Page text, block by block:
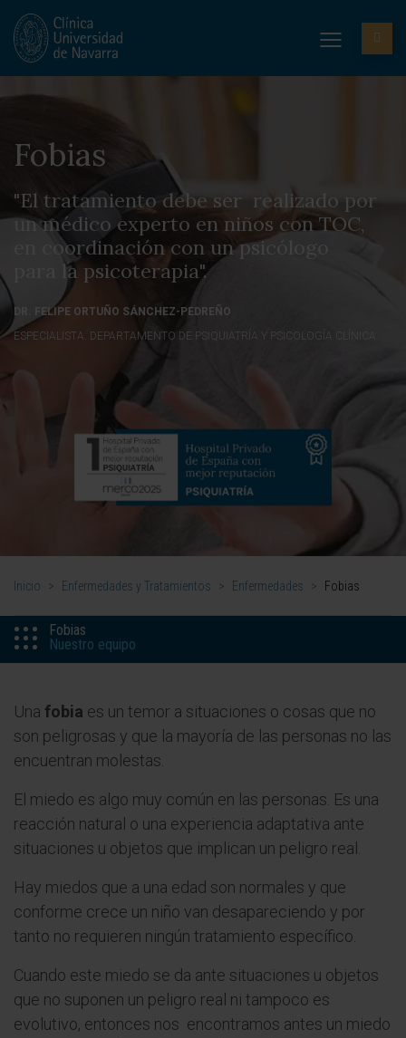
Fobias
"El tratamiento debe ser realizado por
un médico experto en niños con TOC,
en coordinación con un psicólogo
para la psicoterapia".
DR. FELIPE ORTUÑO SÁNCHEZ-PEDREÑO
ESPECIALISTA. DEPARTAMENTO DE PSIQUIATRÍA Y PSICOLOGÍA CLÍNICA
Inicio > Enfermedades y Tratamientos > Enfermedades > Fobias
Fobias
Nuestro equipo
Una fobia es un temor a situaciones o cosas que no
son peligrosas y que la mayoría de las personas no las
encuentran molestas.
El miedo es algo muy común en las personas. Es una
reacción natural o una experiencia adaptativa ante
situaciones u objetos que implican un peligro real.
Hay miedos que a una edad son normales y que
conforme crece un niño van desapareciendo y por
tanto no requieren ningún tratamiento específico.
Cuando este miedo se da ante situaciones u objetos
que no suponen un peligro real ni tampoco es
evolutivo, entonces nos encontramos antes un miedo